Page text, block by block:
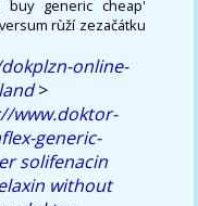
generic cheap'
rùží zezačátku
online-
>
www.doktor-
generic-
solifenacin
without